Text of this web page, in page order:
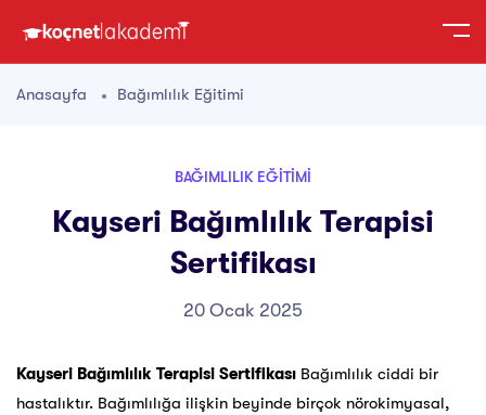
Anasayfa Bağımlılık Eğitimi
BAĞIMLILIK EĞITIMI
Kayseri Bağımlılık Terapisi
Sertifikası
20 Ocak 2025
Kayseri Bağımlılık Terapisi Sertifikası Bağımlılık ciddi bir
hastalıktır. Bağımlılığa ilişkin beyinde birçok nörokimyasal,